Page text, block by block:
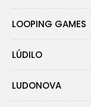
LOOPING GAMES
LÚDILO
LUDONOVA